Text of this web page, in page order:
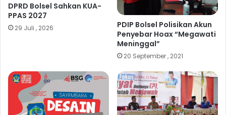
DPRD Bolsel Sahkan KUA-
PPAS 2027
29 Juli , 2026
PDIP Bolsel Polisikan Akun
Penyebar Hoax “Megawati
Meninggal”
20 September , 2021